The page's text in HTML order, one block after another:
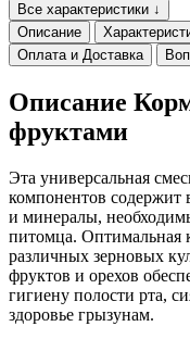
Все характеристики ↓
Описание
Оплата и Доставка
Описание
фруктами
Эта универсальная
компонентов содержит
и минералы,
питомца. Оптимальная
различных зерновых
фруктов и орехов
гигиену полости рта,
здоровье грызунам.